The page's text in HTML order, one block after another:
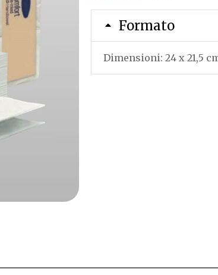
Formato
Dimensioni: 24 x 21,5